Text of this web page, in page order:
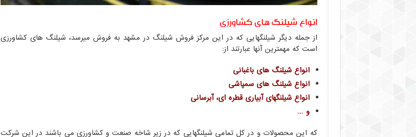
انواع شیلنگ های کشاورزی
از جمله دیگر شیلنگهایی که در این مرکز فروش شیلنگ در مشهد به فروش میرسد، شیلنگ های کشاورزی
است که مهمترین آنها عبارتند از:
انواع شیلنگ های باغبانی
انواع شیلنگ های سمپاشی
انواع شیلنگهای آبیاری قطره ای، آبرسانی
و …
که این محصولات و در کل تمامی شیلنگهایی که در زیر شاخه صنعت و کشاورزی می باشند در این شرکت